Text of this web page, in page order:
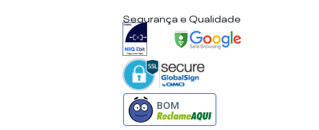
Segurança e Qualidade
BOM